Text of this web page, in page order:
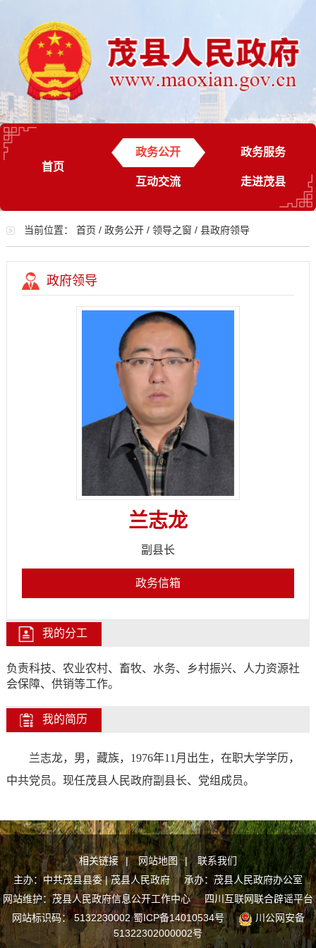
首页
政务公开 政务服务
互动交流 走进茂县
当前位置： 首页 / 政务公开/ 领导之窗 / 县政府领导
政府领导
兰志龙
副县长
政务信箱
我的分工
负责科技、农业农村、畜牧、水务、乡村振兴、人力资源社
会保障、供销等工作。
我的简历
兰志龙， 男 ， 藏族， 1976年11月出生， 在职大学学历，
中共党员。 现任茂县人民政府副县长、党组成员。
相关链接 | 网站地图 |
联系我们
主办：中共茂县县委 | 茂县人民政府 承办：茂县人民政府办公室
网站维护：茂县人民政府信息公开工作中心四川互联网联合辟谣平台
网站标识码： 5132230002蜀ICP备14010534号
川公网安备
51322302000002号